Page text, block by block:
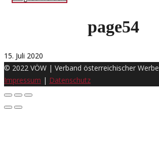
page54
15. Juli 2020
© 2022 VÖW | Verband österreichischer
Impressum | Datenschutz